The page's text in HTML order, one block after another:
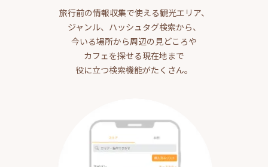
旅行前の情報収集で使える観光エリア、
ジャンル、ハッシュタグ検索から、
今いる場所から周辺の見どころや
カフェを探せる現在地まで
役に立つ検索機能がたくさん。